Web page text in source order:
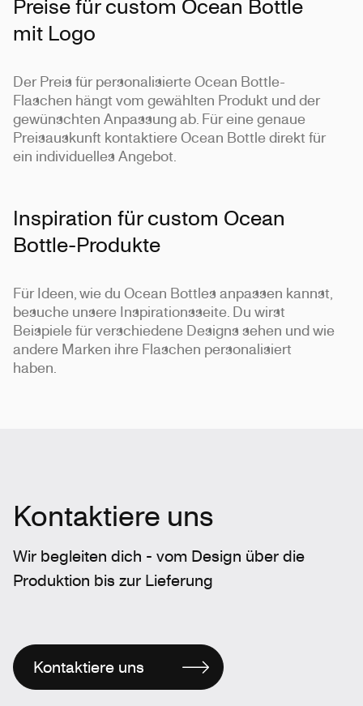
Preise für custom Ocean Bottle
mit Logo
Der Preis für personalisierte Ocean Bottle-
Flaschen hängt vom gewählten Produkt und der
gewünschten Anpassung ab. Für eine genaue
Preisauskunft kontaktiere Ocean Bottle direkt für
ein individuelles Angebot.
Inspiration für custom Ocean
Bottle-Produkte
Für Ideen, wie du Ocean Bottles anpassen kannst,
besuche unsere Inspirationsseite. Du wirst
Beispiele für verschiedene Designs sehen und wie
andere Marken ihre Flaschen personalisiert
haben.
Kontaktiere uns
Wir begleiten dich - vom Design über die
Produktion bis zur Lieferung
Kontaktiere uns